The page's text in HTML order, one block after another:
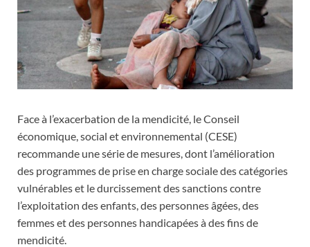
Face à l’exacerbation de la mendicité, le Conseil
économique, social et environnemental (CESE)
recommande une série de mesures, dont l’amélioration
des programmes de prise en charge sociale des catégories
vulnérables et le durcissement des sanctions contre
l’exploitation des enfants, des personnes âgées, des
femmes et des personnes handicapées à des fins de
mendicité.